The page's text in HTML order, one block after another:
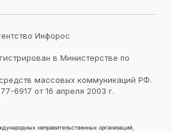
Инфорос
в Министерстве по
массовых коммуникаций РФ.
6917 от 16 апреля 2003 г.